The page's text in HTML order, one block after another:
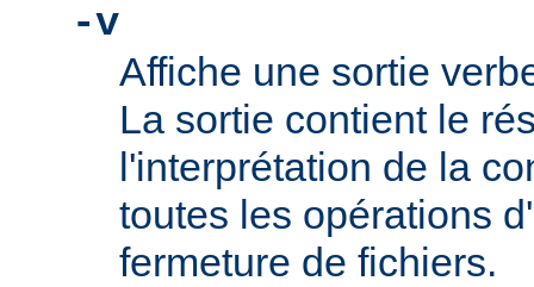
-v
Affiche une sortie
La sortie contient le
l'interprétation de la
toutes les opérations
fermeture de fichiers.